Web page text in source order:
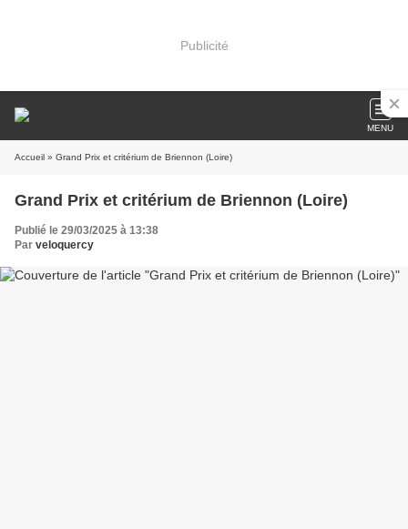
Publicité
MENU
Accueil » Grand Prix et critérium de Briennon (Loire)
Grand Prix et critérium de Briennon (Loire)
Publié le 29/03/2025 à 13:38
Par veloquercy